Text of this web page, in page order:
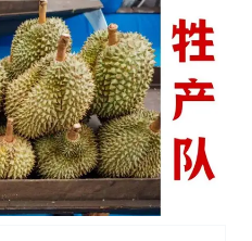
如何把百年大党建设得更加坚强有力
官方支持因凡蒂诺